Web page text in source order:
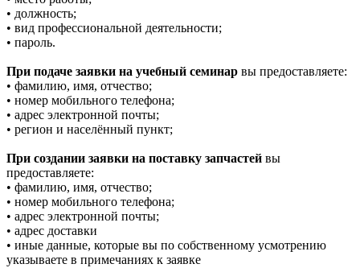
• должность;
• вид профессиональной деятельности;
• пароль.
При подаче заявки на учебный семинар вы предоставляете:
• фамилию, имя, отчество;
• номер мобильного телефона;
• адрес электронной почты;
• регион и населённый пункт;
При создании заявки на поставку запчастей вы
предоставляете:
• фамилию, имя, отчество;
• номер мобильного телефона;
• адрес электронной почты;
• адрес доставки
• иные данные, которые вы по собственному усмотрению
указываете в примечаниях к заявке